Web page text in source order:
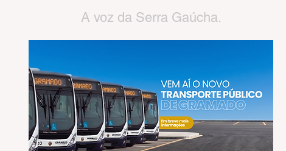
A voz da Serra Gaúcha.